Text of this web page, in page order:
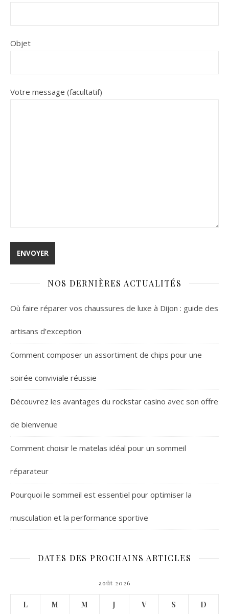
Objet
Votre message (facultatif)
NOS DERNIÈRES ACTUALITÉS
Où faire réparer vos chaussures de luxe à Dijon : guide des
artisans d’exception
Comment composer un assortiment de chips pour une
soirée conviviale réussie
Découvrez les avantages du rockstar casino avec son offre
de bienvenue
Comment choisir le matelas idéal pour un sommeil
réparateur
Pourquoi le sommeil est essentiel pour optimiser la
musculation et la performance sportive
DATES DES PROCHAINS ARTICLES
août 2026
L M M J V S D